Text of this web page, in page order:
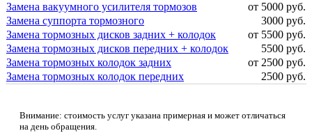
Замена вакуумного усилителя тормозов
от 5000 руб.
Замена суппорта тормозного
3000 руб.
Замена тормозных дисков задних + колодок
от 5500 руб.
Замена тормозных дисков передних + колодок
5500 руб.
Замена тормозных колодок задних
от 2500 руб.
Замена тормозных колодок передних
2500 руб.
Внимание: стоимость услуг указана примерная и может отличаться
на день обращения.